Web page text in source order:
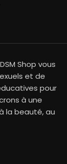
Shop vous
et de
pour
à une
la beauté, au